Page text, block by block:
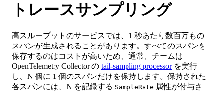
トレースサンプリング
高スループットのサービスでは、1 秒あたり数百万もの
スパンが生成されることがあります。すべてのスパンを
保存するのはコストが高いため、通常、チームは
OpenTelemetry Collector の tail-sampling processorを実行
し、N 個に 1 個のスパンだけを保持します。保持された
各スパンには、N を記録する SampleRate 属性が付与さ